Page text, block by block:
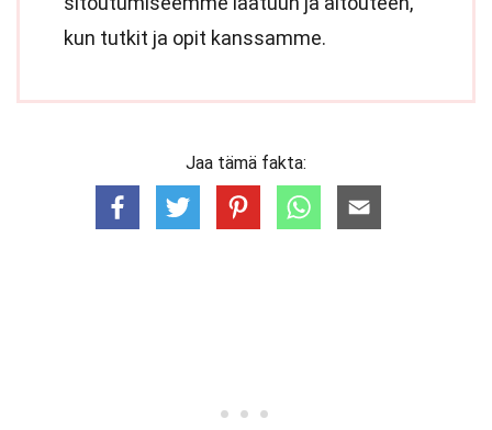
kun tutkit ja opit kanssamme.
Jaa tämä fakta: